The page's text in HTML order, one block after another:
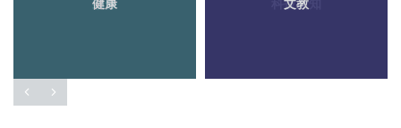
健康 文教